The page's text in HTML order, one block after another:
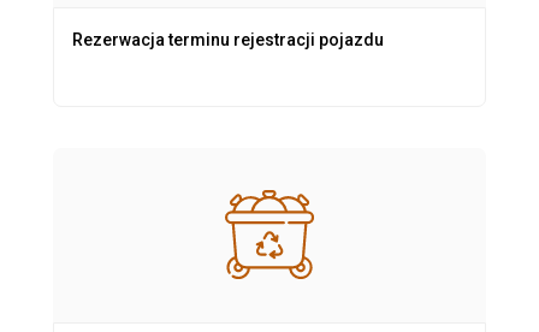
Rezerwacja terminu rejestracji pojazdu